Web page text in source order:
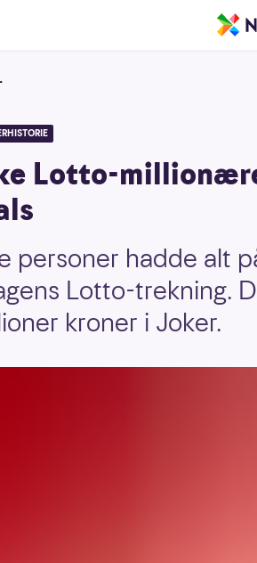
Lotto-
personer hadde alt
Lotto-trekning.
kroner i Joker.